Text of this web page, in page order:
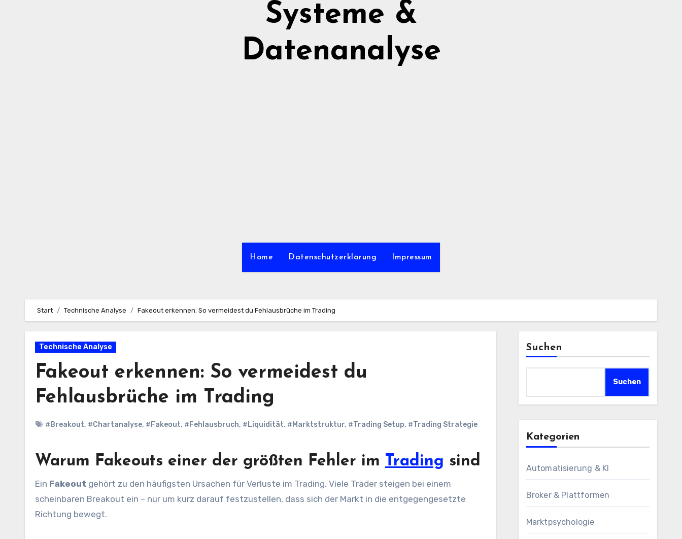
Systeme &
Datenanalyse
Home Datenschutzerklärung Impressum
Start Technische Analyse Fakeout erkennen: So vermeidest du Fehlausbrüche im Trading
Technische Analyse
Fakeout erkennen: So vermeidest du
Fehlausbrüche im Trading
#Breakout, #Chartanalyse, #Fakeout, #Fehlausbruch, #Liquidität, #Marktstruktur, #Trading Setup, #Trading Strategie
Warum Fakeouts einer der größten Fehler im Trading sind
Ein Fakeout gehört zu den häufigsten Ursachen für Verluste im Trading. Viele Trader steigen bei einem
scheinbaren Breakout ein – nur um kurz darauf festzustellen, dass sich der Markt in die entgegengesetzte
Richtung bewegt.
Suchen
Suchen
Kategorien
Automatisierung & KI
Broker & Plattformen
Marktpsychologie